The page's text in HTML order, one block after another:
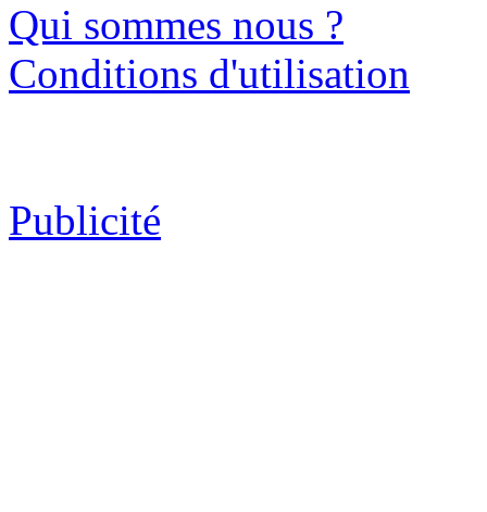
Qui sommes nous ?
Conditions d'utilisation
Publicité